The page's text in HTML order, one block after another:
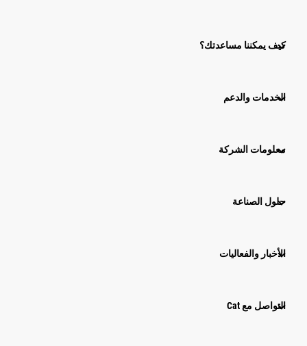
كيف يمكننا مساعدتك؟
الخدمات والدعم
معلومات الشركة
حلول الصناعة
الأخبار والفعاليات
التواصل مع Cat